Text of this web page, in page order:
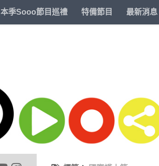
本季Sooo節目巡禮 特備節目 最新消息